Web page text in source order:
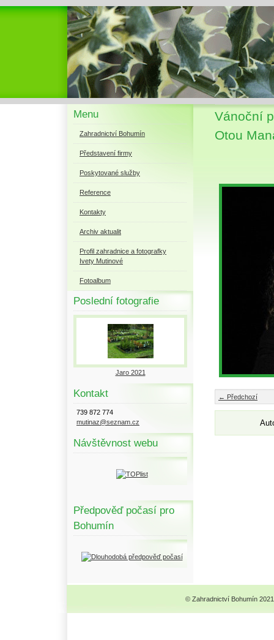
Menu
Zahradnictví Bohumín
Představení firmy
Poskytované služby
Reference
Kontakty
Archiv aktualit
Profil zahradnice a fotografky
Ivety Mutinové
Fotoalbum
Poslední fotografie
Jaro 2021
Kontakt
739 872 774
mutinaz@seznam.cz
Návštěvnost webu
Předpověď počasí pro
Bohumín
Vánoční
Otou
← Předchozí
© Zahradnictví Bohumín